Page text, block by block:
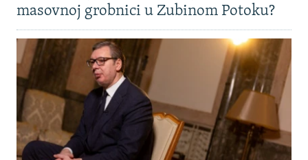
masovnoj grobnici u Zubinom Potoku?